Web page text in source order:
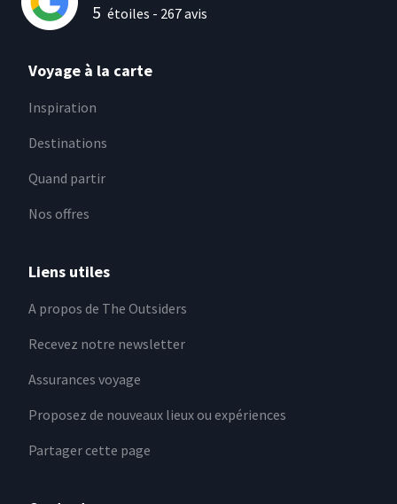
5 étoiles - 267avis
Voyage à la carte
Inspiration
Destinations
Quand partir
Nos offres
Liens utiles
A propos de The Outsiders
Recevez notre newsletter
Assurances voyage
Proposez de nouveaux lieux ou expériences
Partager cette page